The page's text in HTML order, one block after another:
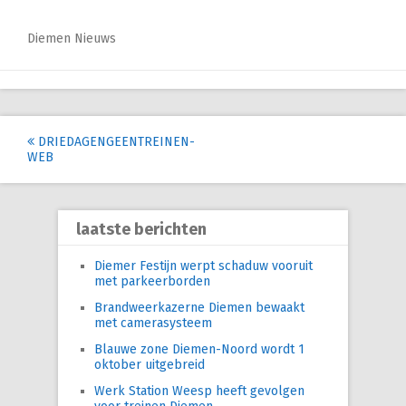
Diemen Nieuws
Post
DRIEDAGENGEENTREINEN-
WEB
laatste berichten
Diemer Festijn werpt schaduw vooruit
met parkeerborden
Brandweerkazerne Diemen bewaakt
met camerasysteem
Blauwe zone Diemen-Noord wordt 1
oktober uitgebreid
Werk Station Weesp heeft gevolgen